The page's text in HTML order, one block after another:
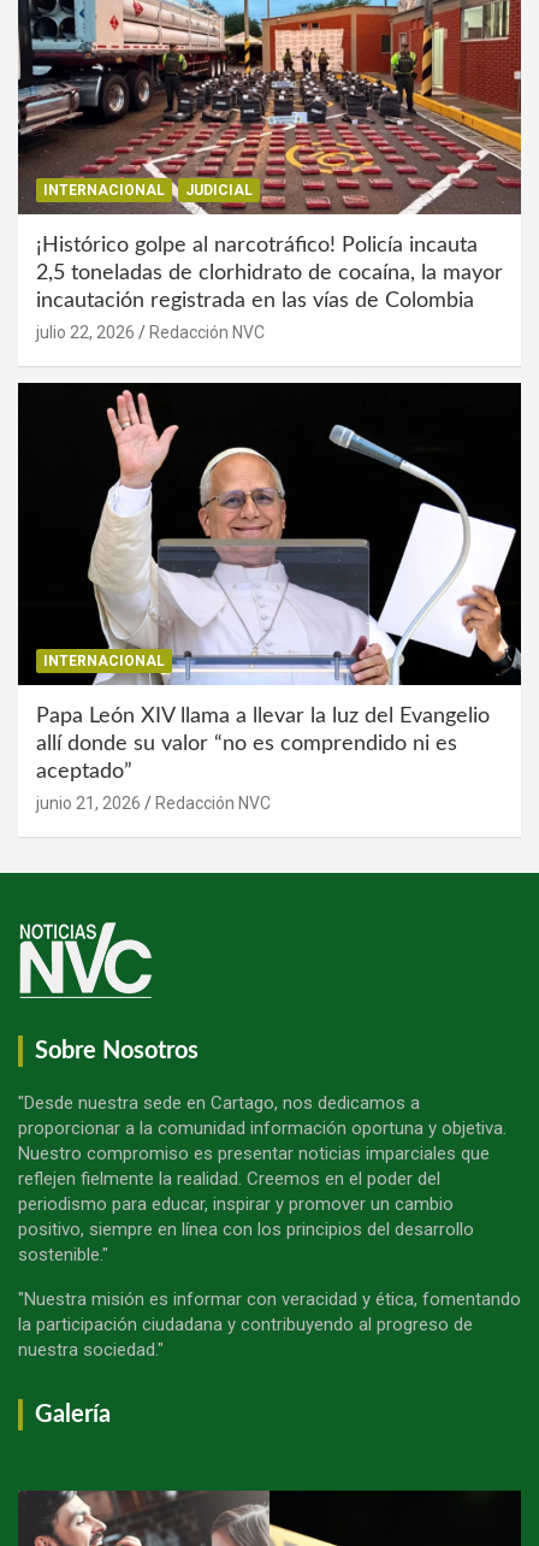
INTERNACIONAL JUDICIAL
¡Histórico golpe al narcotráfico! Policía incauta
2,5 toneladas de clorhidrato de cocaína, la mayor
incautación registrada en las vías de Colombia
julio 22, 2026 Redacción NVC
INTERNACIONAL
Papa León XIV llama a llevar la luz del Evangelio
allí donde su valor “no es comprendido ni es
aceptado”
junio 21, 2026 Redacción NVC
Sobre Nosotros
"Desde nuestra sede en Cartago, nos dedicamos a
proporcionar a la comunidad información oportuna y objetiva.
Nuestro compromiso es presentar noticias imparciales que
reflejen fielmente la realidad. Creemos en el poder del
periodismo para educar, inspirar y promover un cambio
positivo, siempre en línea con los principios del desarrollo
sostenible."
"Nuestra misión es informar con veracidad y ética, fomentando
la participación ciudadana y contribuyendo al progreso de
nuestra sociedad."
Galería